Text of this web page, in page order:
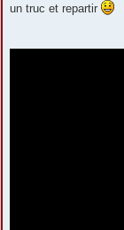
un truc et repartir